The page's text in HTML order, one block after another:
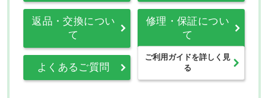
返品・交換につい
て
修理・保証につい
て
よくあるご質問
ご利用ガイドを詳しく見
る